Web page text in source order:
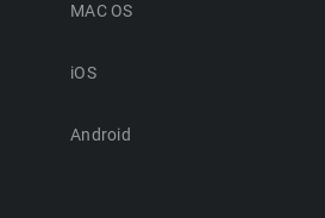
MAC OS
iOS
Android